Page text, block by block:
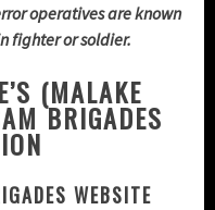
operatives are known
fighter or soldier.
(MALAKE
BRIGADES
WEBSITE